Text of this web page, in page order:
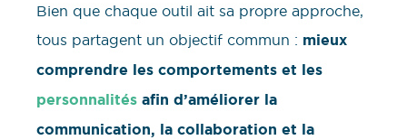
Bien que chaque outil ait sa propre approche,
tous partagent un objectif commun : mieux
comprendre les comportements et les
personnalités afin d’améliorer la
communication, la collaboration et la